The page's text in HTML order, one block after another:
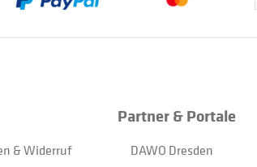
& Widerruf
Partner & Portale
DAWO Dresden